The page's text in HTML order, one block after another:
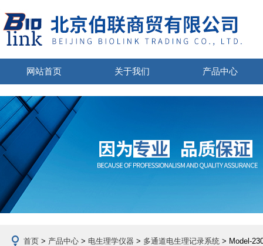
网站首页 关于我们 产品中心
首页 > 产品中心 > 电生理学仪器 > 多通道电生理记录系统 > Model-